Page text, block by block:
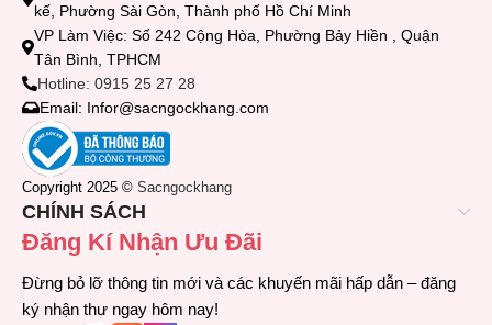
kế, Phường Sài Gòn, Thành phố Hồ Chí Minh
VP Làm Việc: Số 242 Cộng Hòa, Phường Bảy Hiền , Quận
Tân Bình, TPHCM
Hotline: 0915 25 27 28
Email: Infor@sacngockhang.com
Copyright 2025 © Sacngockhang
CHÍNH SÁCH
Đăng Kí Nhận Ưu Đãi
Đừng bỏ lỡ thông tin mới và các khuyến mãi hấp dẫn – đăng
ký nhận thư ngay hôm nay!